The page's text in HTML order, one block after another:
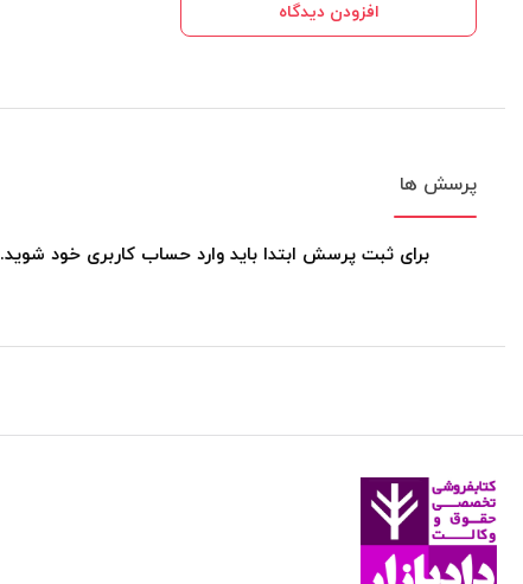
افزودن دیدگاه
پرسش ها
برای ثبت پرسش ابتدا باید وارد حساب کاربری خود شوید.